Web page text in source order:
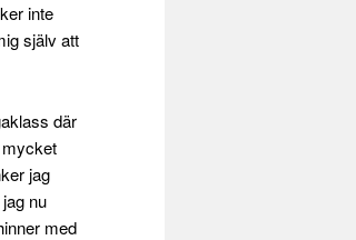
inte
själv att
där
mycket
jag
nu
med